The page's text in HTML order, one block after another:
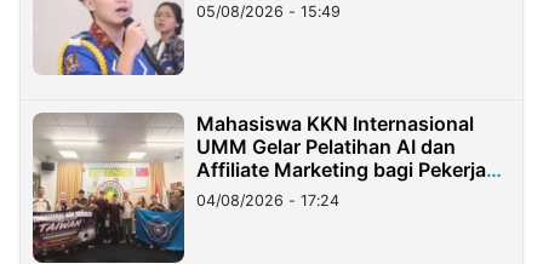
05/08/2026 - 15:49
Mahasiswa KKN Internasional
UMM Gelar Pelatihan AI dan
Affiliate Marketing bagi Pekerja
Migran Indonesia di Taiwan
04/08/2026 - 17:24